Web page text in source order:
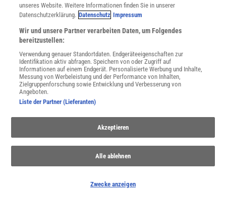
JETZT ANMELDEN!
Sie können unsere Newsletter jederzeit wieder abbestellen. Infos zu unserem Umgang
mit Ihren personenbezogenen Daten finden Sie in unsererDatenschutzerklärung
SERVICES
Newsletter
Kontakt
Spektrum Shop
Im Handel kaufen
unseres Website. Weitere Informationen finden Sie in unserer
Datenschutzerklärung. Datenschutz Impressum
Wir und unsere Partner verarbeiten Daten, um Folgendes
bereitzustellen:
Verwendung genauer Standortdaten. Endgeräteeigenschaften zur
Identifikation aktiv abfragen. Speichern von oder Zugriff auf
Informationen auf einem Endgerät. Personalisierte Werbung und Inhalte,
Messung von Werbeleistung und der Performance von Inhalten,
Zielgruppenforschung sowie Entwicklung und Verbesserung von
Angeboten.
Liste der Partner (Lieferanten)
Akzeptieren
Alle ablehnen
Zwecke anzeigen